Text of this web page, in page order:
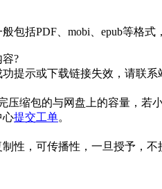
包括PDF、mobi、epub等格
?
提示或下载链接失效，请联
压缩包的与网盘上的容量，
心提交工单。
性，可传播性，一旦授予，